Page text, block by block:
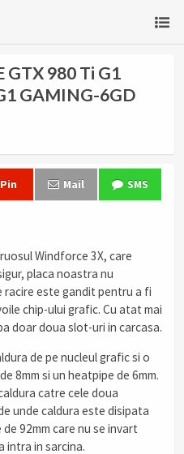
GTX 980 Ti G1
GAMING-6GD
Pin Mail SMS
Windforce 3X, care
placa noastra nu
racire este gandit pentru a fi
chip-ului grafic. Cu atat mai
doar doua slot-uri in carcasa.
de pe nucleul grafic si o
8mm si un heatpipe de 6mm.
catre cele doua
unde caldura este disipata
92mm care nu se invart
intra in sarcina.